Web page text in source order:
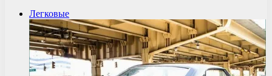
Легковые